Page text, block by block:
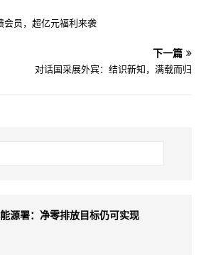
会员，超亿元福利来袭
下一篇
对话国采展外宾：结识新知，满载而归
源署：净零排放目标仍可实现